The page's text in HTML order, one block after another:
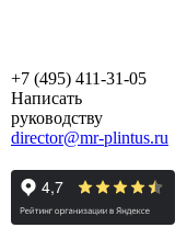
+7 (495) 411-31-05
Написать
руководству
director@mr-plintus.ru